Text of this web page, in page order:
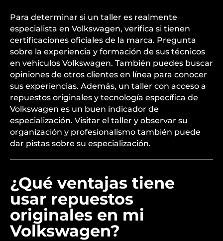
Para determinar si un taller es realmente
especialista en Volkswagen, verifica si tienen
certificaciones oficiales de la marca. Pregunta
sobre la experiencia y formación de sus técnicos
en vehículos Volkswagen. También puedes buscar
opiniones de otros clientes en línea para conocer
sus experiencias. Además, un taller con acceso a
repuestos originales y tecnología específica de
Volkswagen es un buen indicador de
especialización. Visitar el taller y observar su
organización y profesionalismo también puede
dar pistas sobre su especialización.
¿Qué ventajas tiene
usar repuestos
originales en mi
Volkswagen?